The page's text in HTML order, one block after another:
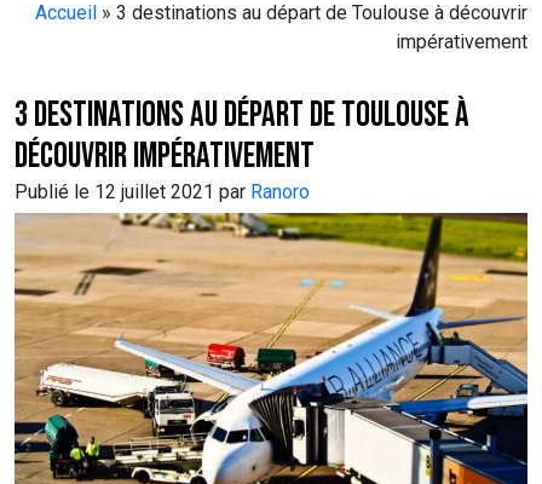
Accueil » 3 destinations au départ de Toulouse à découvrir
impérativement
3 destinations au départ de Toulouse à
découvrir impérativement
Publié le 12 juillet 2021 par Ranoro